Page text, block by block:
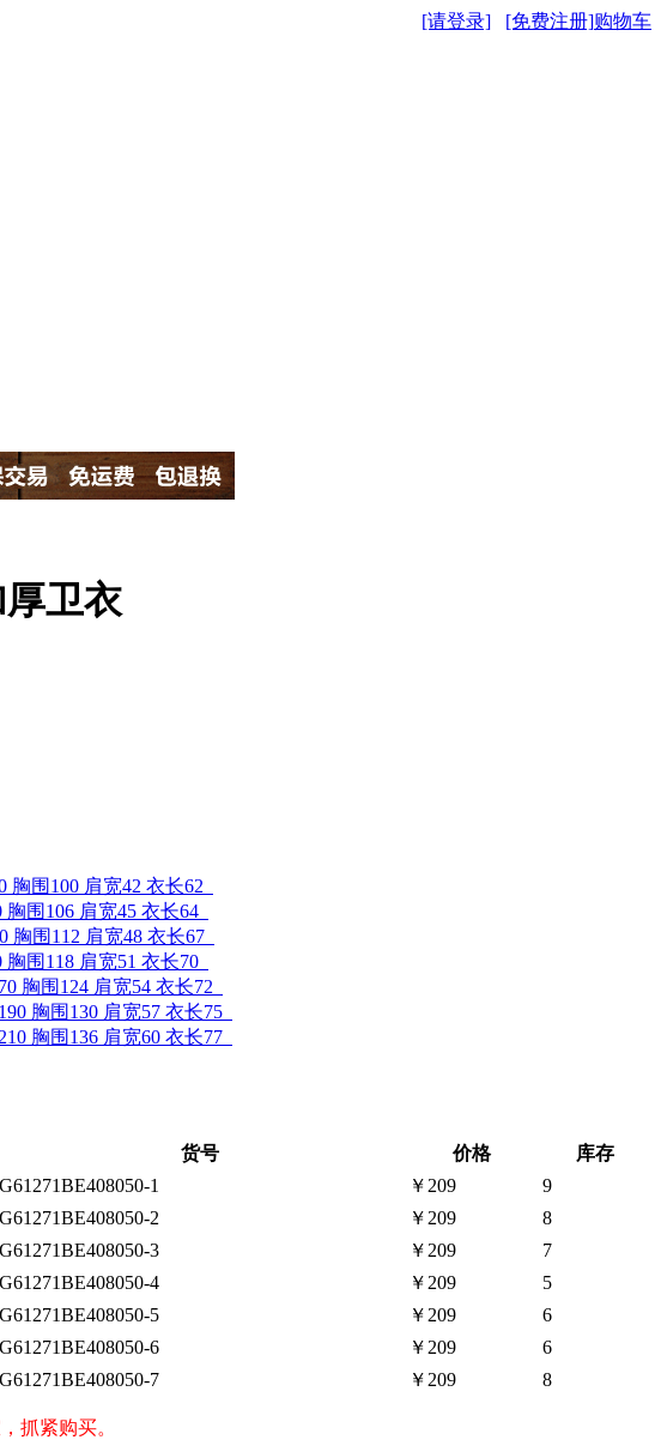
[请登录] [免费注册]购物车
卫衣
胸围100 肩宽42 衣长62
胸围106 肩宽45 衣长64
胸围112 肩宽48 衣长67
胸围118 肩宽51 衣长70
胸围124 肩宽54 衣长72
胸围130 肩宽57 衣长75
胸围136 肩宽60 衣长77
货号 价格
库存
G61271BE408050-1 ￥209
9
G61271BE408050-2 ￥209
8
G61271BE408050-3 ￥209
7
G61271BE408050-4 ￥209
5
G61271BE408050-5 ￥209
6
G61271BE408050-6 ￥209
6
G61271BE408050-7 ￥209 8
抓紧购买。